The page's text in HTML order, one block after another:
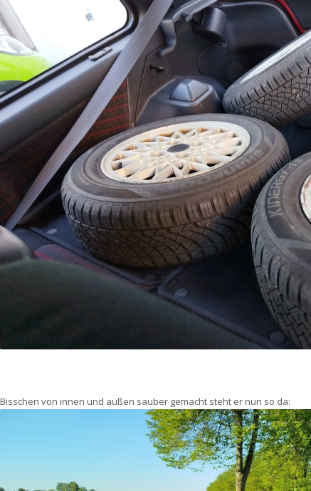
Bisschen von innen und außen sauber gemacht steht er nun so da: